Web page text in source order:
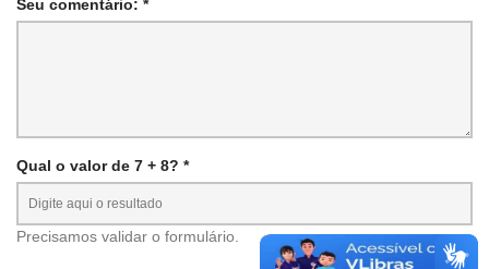
Seu comentário: *
Qual o valor de 7 + 8? *
Precisamos validar o formulário.